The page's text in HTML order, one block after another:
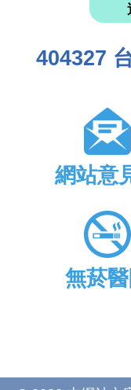
404327
網站意
無菸